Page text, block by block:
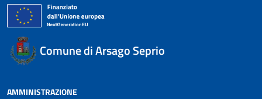
Comune di Arsago Seprio
AMMINISTRAZIONE